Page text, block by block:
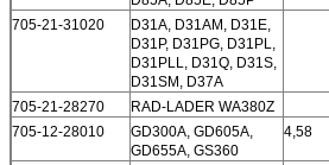
705-21-31020
D31A, D31AM, D31E,
D31P, D31PG, D31PL,
D31PLL, D31Q, D31S,
D31SM, D37A
705-21-28270 RAD-LADER WA380Z
705-12-28010
GD300A, GD605A,
GD655A, GS360
4,58